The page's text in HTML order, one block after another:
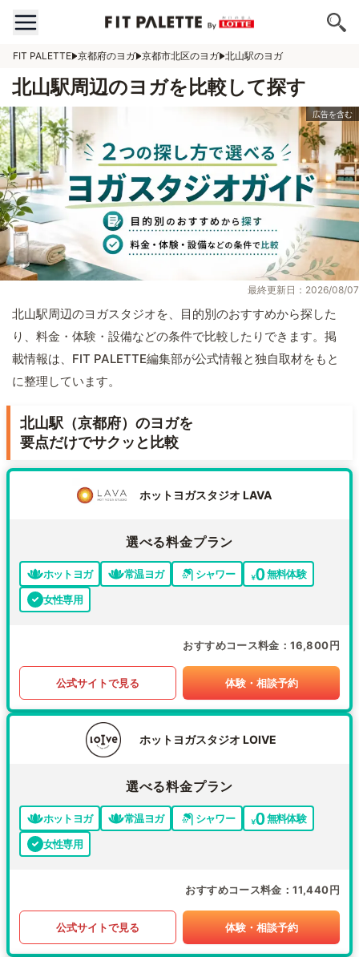
FIT PALETTE 京都府のヨガ 京都市北区のヨガ 北山駅のヨガ
北山駅周辺のヨガを比較して探す
最終更新日：2026/08/07
北山駅周辺のヨガスタジオを、目的別のおすすめから探した
り、料金・体験・設備などの条件で比較したりできます。掲
載情報は、FIT PALETTE編集部が公式情報と独自取材をもと
に整理しています。
北山駅（京都府）のヨガを
要点だけでサクッと比較
ホットヨガスタジオ LAVA
選べる料金プラン
ホットヨガ 常温ヨガ シャワー
無料体験
女性専用
おすすめコース料金 16,800円
公式サイトで見る 体験・相談予約
ホットヨガスタジオ LOIVE
選べる料金プラン
ホットヨガ 常温ヨガ シャワー
無料体験
女性専用
おすすめコース料金 11,440円
公式サイトで見る 体験・相談予約